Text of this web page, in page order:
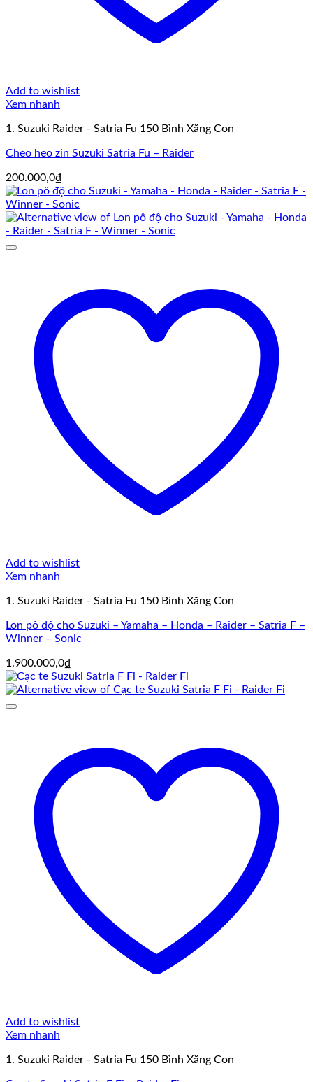
Add to wishlist
Xem nhanh
1. Suzuki Raider - Satria Fu 150 Bình Xăng Con
Cheo heo zin Suzuki Satria Fu – Raider
200.000,0₫
Add to wishlist
Xem nhanh
1. Suzuki Raider - Satria Fu 150 Bình Xăng Con
Lon pô độ cho Suzuki – Yamaha – Honda – Raider – Satria F –
Winner – Sonic
1.900.000,0₫
Add to wishlist
Xem nhanh
1. Suzuki Raider - Satria Fu 150 Bình Xăng Con